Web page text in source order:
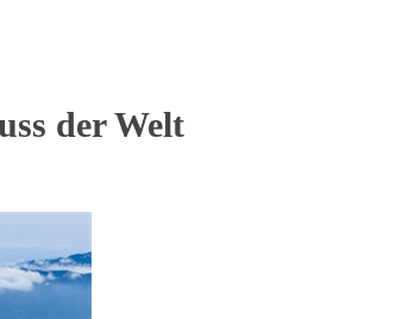
der Welt